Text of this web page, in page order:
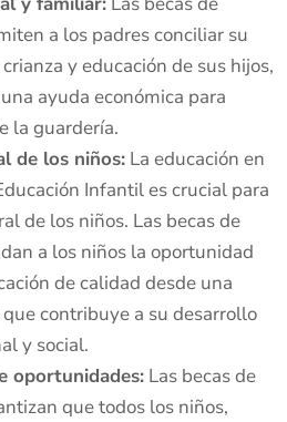
a los padres conciliar su
y educación de sus hijos,
ayuda económica para
la guardería.
de los niños: La educación en
Infantil es crucial para
de los niños. Las becas de
a los niños la oportunidad
de calidad desde una
contribuye a su desarrollo
y social.
oportunidades: Las becas de
que todos los niños,